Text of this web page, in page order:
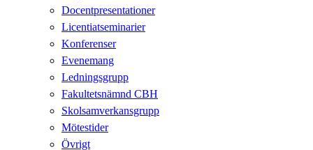
Docentpresentationer
Licentiatseminarier
Konferenser
Evenemang
Ledningsgrupp
Fakultetsnämnd CBH
Skolsamverkansgrupp
Mötestider
Övrigt